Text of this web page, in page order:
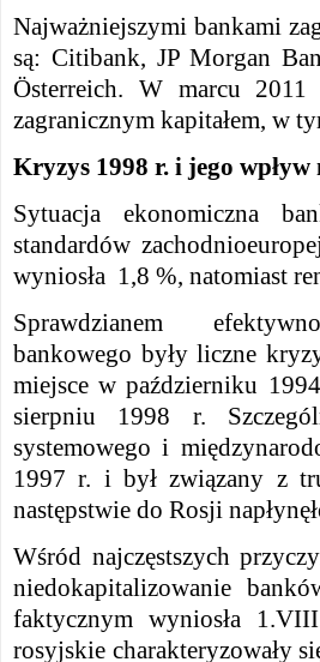
Najważniejszymi bankami
są: Citibank, JP Morgan
Österreich. W marcu
zagranicznym kapitałem, w
Kryzys 1998 r. i jego
Sytuacja ekonomiczna
standardów
wyniosła 1,8 %, natomiast
Sprawdzianem
bankowego były liczne
miejsce w październiku
sierpniu 1998 r.
systemowego i
1997 r. i był związany z
następstwie do Rosji
Wśród najczęstszych
niedokapitalizowanie
faktycznym wyniosła
rosyjskie charakteryzowały